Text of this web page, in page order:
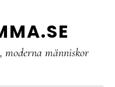
människor